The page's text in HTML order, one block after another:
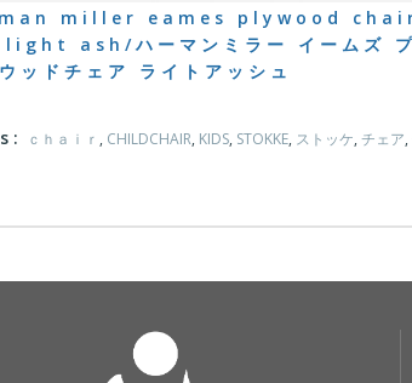
miller eames plywood
ash/ハーマンミラー イームズ プ
ッドチェア ライトアッシュ
ｃｈａｉｒ , CHILDCHAIR, KIDS, STOKKE, ストッケ, チェア,